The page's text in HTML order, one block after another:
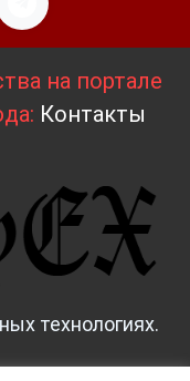
на портале
Контакты
технологиях.